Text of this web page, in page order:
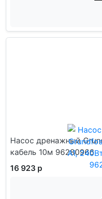
Насос дренажный
кабель 10м 96280966
16 923 р